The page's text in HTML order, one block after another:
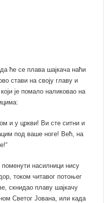
ће се плава шајкача наћи
стави на своју главу и
је помало наликовао на
и у цркви! Ви сте ситни и
под ваше ноге! Већ, на
насилници нису
током читавог потоњег
скнидао плаву шајкачу
Светог Јована, или када